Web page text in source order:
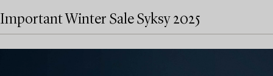
Important Winter Sale Syksy 2025